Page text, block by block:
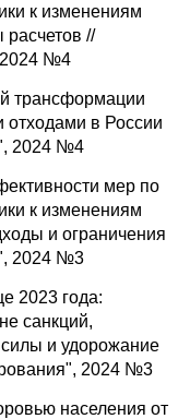
к изменениям
расчетов //
2024 №4
трансформации
в России
2024 №4
мер по
к изменениям
и ограничения
2024 №3
2023 года:
санкций,
и удорожание
2024 №3
населения от